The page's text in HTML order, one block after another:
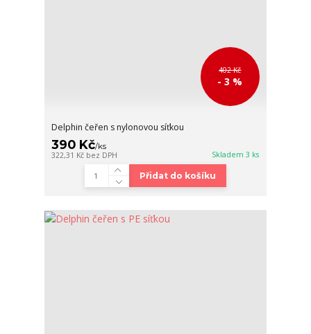
402 Kč
- 3 %
Delphin čeřen s nylonovou síťkou
390 Kč/ks
322,31 Kč bez DPH Skladem 3 ks
Přidat do košíku